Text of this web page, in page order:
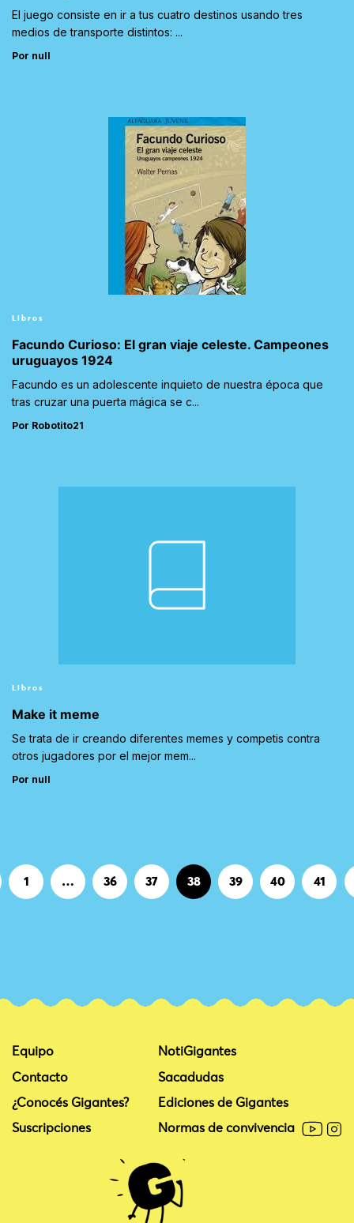
El juego consiste en ir a tus cuatro destinos usando tres
medios de transporte distintos: ...
Por null
Libros
Facundo Curioso: El gran viaje celeste. Campeones
uruguayos 1924
Facundo es un adolescente inquieto de nuestra época que
tras cruzar una puerta mágica se c...
Por Robotito21
Libros
Make it meme
Se trata de ir creando diferentes memes y competis contra
otros jugadores por el mejor mem...
Por null
Página
1 … Página
36 Página
37 Página
38 Página
39 Página
40 Página
41
Equipo
Contacto
¿Conocés Gigantes?
Suscripciones
NotiGigantes
Sacadudas
Ediciones de Gigantes
Normas de convivencia